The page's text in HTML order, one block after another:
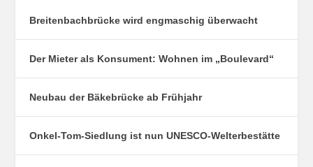
Breitenbachbrücke wird engmaschig überwacht
Der Mieter als Konsument: Wohnen im „Boulevard“
Neubau der Bäkebrücke ab Frühjahr
Onkel-Tom-Siedlung ist nun UNESCO-Welterbestätte